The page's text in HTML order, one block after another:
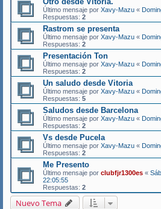
Último mensaje por Xavy-Mazu «
Respuestas: 2
Rastrom se presenta
Último mensaje por Xavy-Mazu «
Respuestas: 2
Presentación Ton
Último mensaje por Xavy-Mazu «
Respuestas: 2
Un saludo desde Vitoria
Último mensaje por Xavy-Mazu «
Respuestas: 5
Saludos desde Barcelona
Último mensaje por Xavy-Mazu «
Respuestas: 2
Vs desde Pucela
Último mensaje por Xavy-Mazu «
Respuestas: 2
Me Presento
Último mensaje por clubfjr1300es «
22:05:55
Respuestas: 2
Nuevo Tema